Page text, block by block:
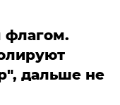
флагом.
дальше не